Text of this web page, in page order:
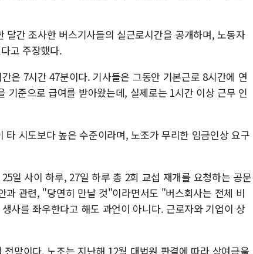
간 조사한 버스기사들의 실근로시간을 공개하며, 노동자
고 주장했다.
은 7시간 47분이다. 기사들은 그동안 기본근로 8시간에 연
기준으로 급여를 받아왔는데, 실제로는 1시간 이상 근무 인
시도보다 높은 수준이라며, 노조가 무리한 임금인상 요구
일 사이 하루, 27일 하루 총 2회 교섭 재개를 요청하는 공문
과 관련, "당연히 만날 것"이라면서도 "버스회사는 전체 비
사를 좌우한다고 해도 과언이 아니다. 근로자와 기업이 상
망이다. 노조는 지난해 12월 대법원 판결에 따라 상여금을